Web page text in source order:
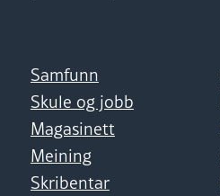
Samfunn
Skule og jobb
Magasinett
Meining
Skribentar